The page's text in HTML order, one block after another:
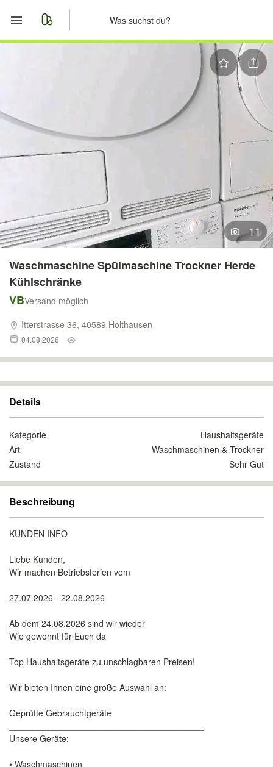
Anzeige aufgeben
11
Waschmaschine Spülmaschine Trockner Herde
Kühlschränke
VBVersand möglich
Itterstrasse 36, 40589 Holthausen
04.08.2026
Details
Kategorie
Haushaltsgeräte
Art
Waschmaschinen & Trockner
Zustand
Sehr Gut
Beschreibung
KUNDEN INFO
Liebe Kunden,
Wir machen Betriebsferien vom
27.07.2026 - 22.08.2026
Ab dem 24.08.2026 sind wir wieder
Wie gewohnt für Euch da
Top Haushaltsgeräte zu unschlagbaren Preisen!
Wir bieten Ihnen eine große Auswahl an:
Geprüfte Gebrauchtgeräte
Unsere Geräte:
• Waschmaschinen